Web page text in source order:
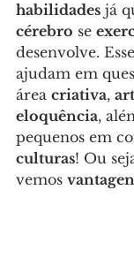
habilidades já
cérebro se
desenvolve.
ajudam em
área criativa,
eloquência,
pequenos em
culturas! Ou
vemos